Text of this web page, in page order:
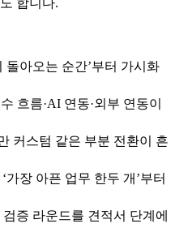
합니다.
돌아오는 순간’부터 가시화
흐름·AI 연동·외부 연동이
커스텀 같은 부분 전환이 흔
가장 아픈 업무 한두 개’부터
증 라운드를 견적서 단계에